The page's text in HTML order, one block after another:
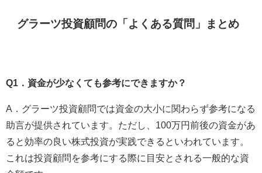
グラーツ投資顧問の「よくある質問」まとめ
Q1．資金が少なくても参考にできますか？
A．グラーツ投資顧問では資金の大小に関わらず参考になる
助言が提供されています。ただし、100万円前後の資金があ
ると効率の良い株式投資が実践できるといわれています。
これは投資顧問を参考にする際に目安とされる一般的な資